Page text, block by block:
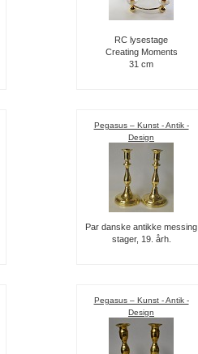
RC lysestage
Creating Moments
31 cm
Pegasus – Kunst - Antik -
Design
Par danske antikke messing
stager, 19. årh.
Pegasus – Kunst - Antik -
Design